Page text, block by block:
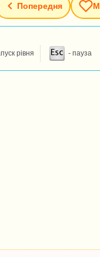
Попередня
рівня - пауза